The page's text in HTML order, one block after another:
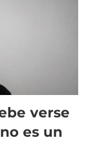
verse
es un